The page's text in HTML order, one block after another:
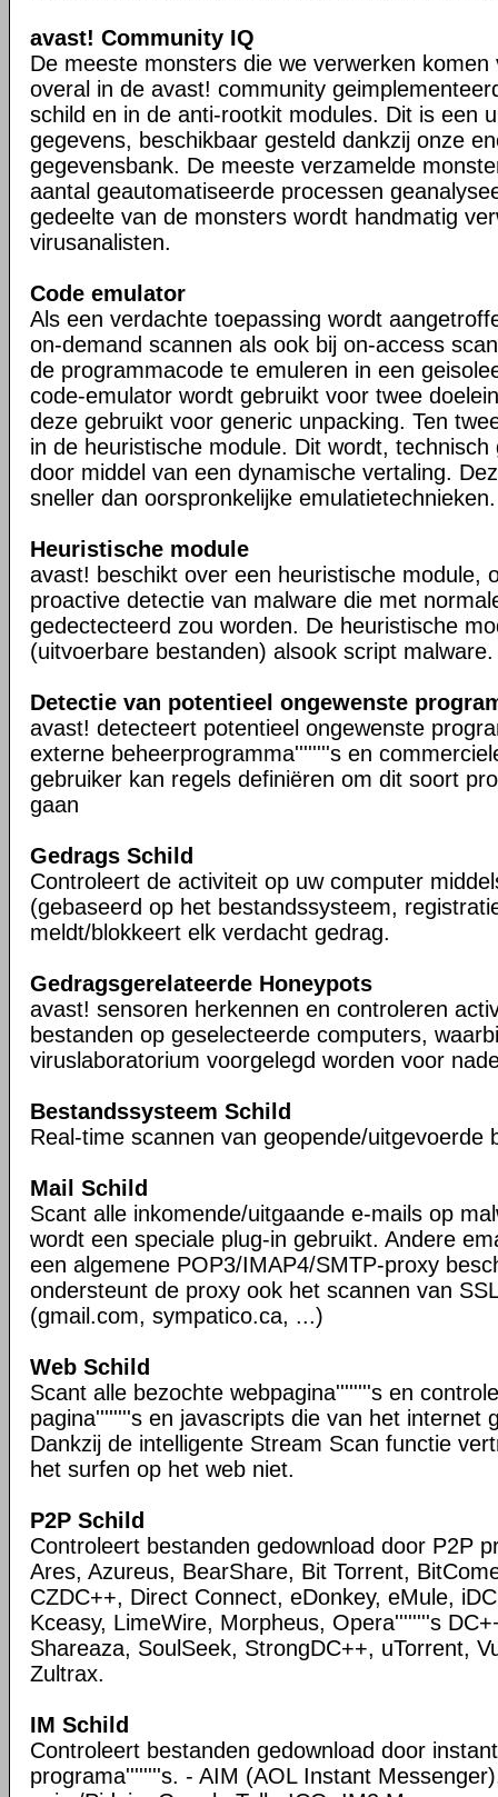
avast! Community IQ
De meeste monsters die we verwerken
overal in de avast! community
schild en in de anti-rootkit modules. Dit is een
gegevens, beschikbaar gesteld dankzij onze
gegevensbank. De meeste verzamelde
aantal geautomatiseerde processen
gedeelte van de monsters wordt handmatig
virusanalisten.
Code emulator
Als een verdachte toepassing wordt
on-demand scannen als ook bij on-access
de programmacode te emuleren in een
code-emulator wordt gebruikt voor twee
deze gebruikt voor generic unpacking. Ten
in de heuristische module. Dit wordt,
door middel van een dynamische vertaling.
sneller dan oorspronkelijke emulatietechnieken.
Heuristische module
avast! beschikt over een heuristische module,
proactive detectie van malware die met
gedectecteerd zou worden. De heuristische
(uitvoerbare bestanden) alsook script malware.
Detectie van potentieel ongewenste
avast! detecteert potentieel ongewenste
externe beheerprogramma''''''''s en
gebruiker kan regels definiëren om dit soort
gaan
Gedrags Schild
Controleert de activiteit op uw computer
(gebaseerd op het bestandssysteem,
meldt/blokkeert elk verdacht gedrag.
Gedragsgerelateerde Honeypots
avast! sensoren herkennen en controleren
bestanden op geselecteerde computers,
viruslaboratorium voorgelegd worden voor
Bestandssysteem Schild
Real-time scannen van geopende/uitgevoerde
Mail Schild
Scant alle inkomende/uitgaande e-mails op
wordt een speciale plug-in gebruikt. Andere
een algemene POP3/IMAP4/SMTP-proxy
ondersteunt de proxy ook het scannen van
(gmail.com, sympatico.ca, ...)
Web Schild
Scant alle bezochte webpagina''''''''s en
pagina''''''''s en javascripts die van het internet
Dankzij de intelligente Stream Scan functie
het surfen op het web niet.
P2P Schild
Controleert bestanden gedownload door P2P
Ares, Azureus, BearShare, Bit Torrent,
CZDC++, Direct Connect, eDonkey, eMule,
Kceasy, LimeWire, Morpheus, Opera''''''''s
Shareaza, SoulSeek, StrongDC++, uTorrent,
Zultrax.
IM Schild
Controleert bestanden gedownload door
programa''''''''s. - AIM (AOL Instant